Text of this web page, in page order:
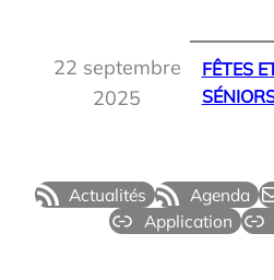
22 septembre
2025
FÊTES
Actualités Agenda
Application